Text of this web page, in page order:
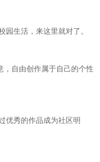
园生活，来这里就对了。
，自由创作属于自己的个性
优秀的作品成为社区明